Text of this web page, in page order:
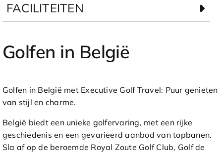
FACILITEITEN
Golfen in België
Golfen in België met Executive Golf Travel: Puur genieten
van stijl en charme.
België biedt een unieke golfervaring, met een rijke
geschiedenis en een gevarieerd aanbod van topbanen.
Sla af op de beroemde Royal Zoute Golf Club, Golf de